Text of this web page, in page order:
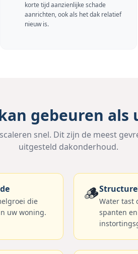
korte tijd aanzienlijke schade
aanrichten, ook als het dak relatief
nieuw is.
gebeuren als
snel. Dit zijn de meest
uitgesteld dakonderhoud.
die
uw woning.
🪵Water tast
spanten